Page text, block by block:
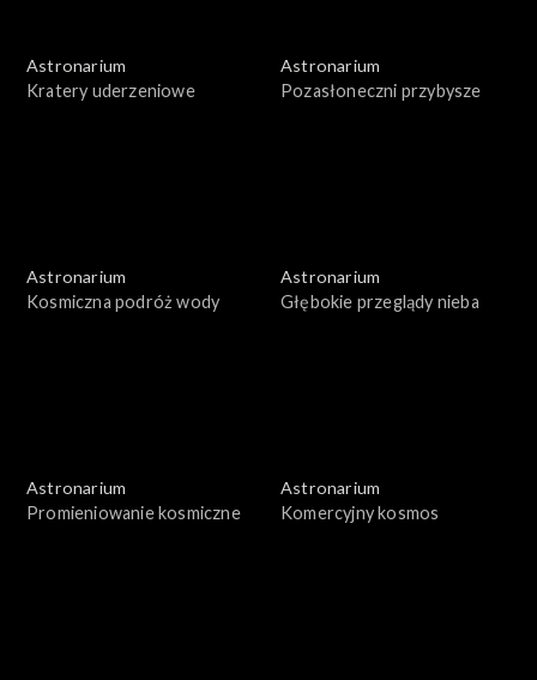
Astronarium
Kratery uderzeniowe
Astronarium
Pozasłoneczni przybysze
Astronarium
Kosmiczna podróż wody
Astronarium
Głębokie przeglądy nieba
Astronarium
Promieniowanie kosmiczne
Astronarium
Komercyjny kosmos